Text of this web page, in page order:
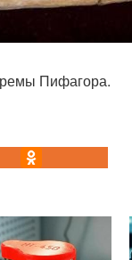
Пифагора.